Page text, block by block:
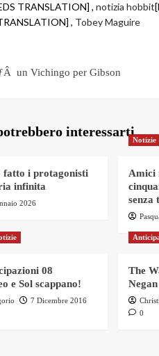
TRANSLATION] , notizia hobbit
, Tobey Maguire
un Vichingo per Gibson
interessarti
fatto i protagonisti
infinita
2026
Notizie
Amici
senza
08
e Sol scappano!
7 Dicembre 2016
The
0